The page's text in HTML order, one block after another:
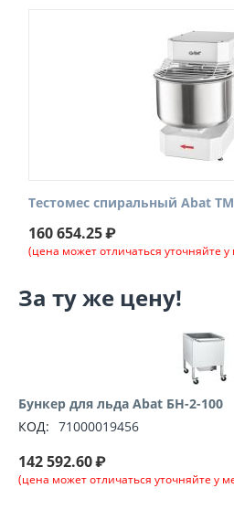
Тестомес спиральный Abat
160 654.25₽
(цена может отличаться уточняйте
За ту же цену!
Бункер для льда Abat БН-2-100
КОД: 71000019456
142 592.60₽
(цена может отличаться уточняйте у